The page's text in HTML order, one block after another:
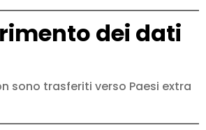
dei dati
sono trasferiti verso Paesi extra